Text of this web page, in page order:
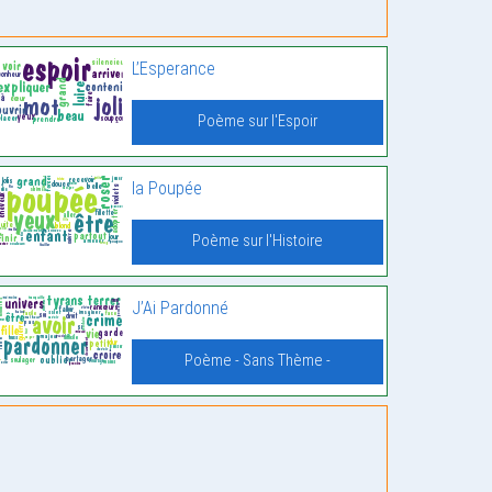
L’Esperance
Poème sur l'Espoir
la Poupée
Poème sur l'Histoire
J’Ai Pardonné
Poème - Sans Thème -